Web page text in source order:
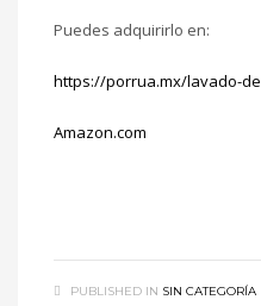
Puedes adquirirlo en:
https://porrua.mx/lavado-
Amazon.com
PUBLISHED IN SIN CATEGORÍA